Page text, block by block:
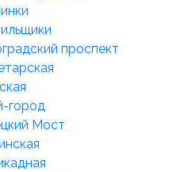
проспект
город
Мост